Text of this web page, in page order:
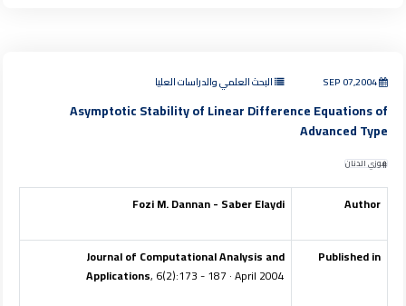
SEP 07,2004 البحث العلمي والدراسات العليا
Asymptotic Stability of Linear Difference Equations of
Advanced Type
فوزي الدنان
Author
Fozi M. Dannan - Saber Elaydi
Published in
Journal of Computational Analysis and
Applications, 6(2):173 - 187 · April 2004